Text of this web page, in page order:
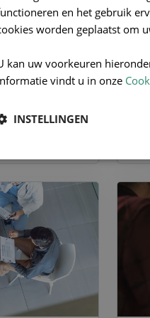
&
65% van de
al
en het gebruik
worden geplaatst om
kan uw voorkeuren
vindt u in onze
INSTELLINGEN